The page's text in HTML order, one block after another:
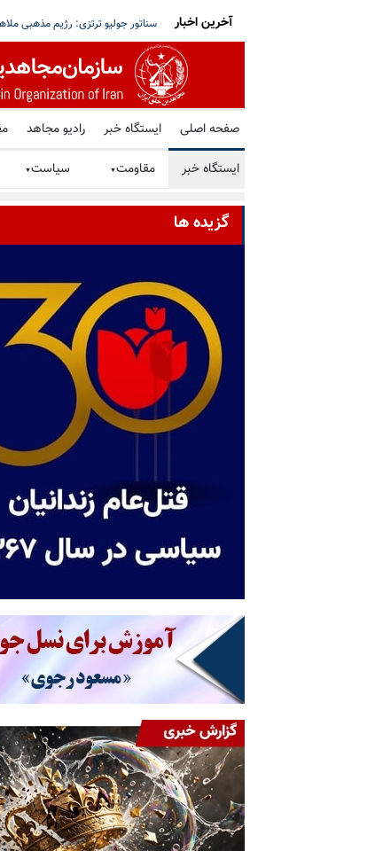
هشدار سوریه و اردن به بغداد: هر و خودروهای غیرنظامی در بوبیان خسارات مادی
آخرین اخبار
صفحه اصلی ایستگاه خبر رادیو مجاهد
ایستگاه خبر مقاومت▼ سیاست▼
گزیده ها